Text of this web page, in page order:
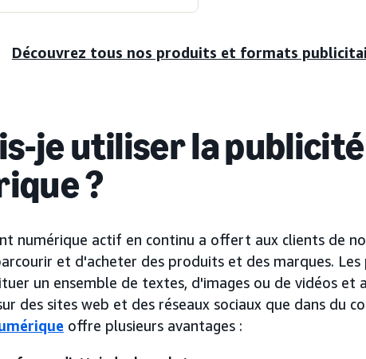
Découvrez tous nos produits et formats
je utiliser la publicité
?
numérique actif en continu a offert aux clients de
et d'acheter des produits et des marques.
un ensemble de textes, d'images ou de vidéos
des sites web et des réseaux sociaux que dans du
offre plusieurs avantages :